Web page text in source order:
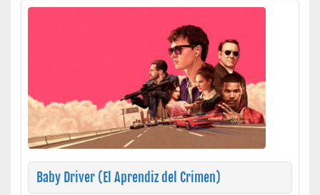
Baby Driver (El Aprendiz del Crimen)